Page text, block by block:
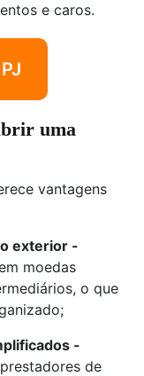
e caros.
uma
vantagens
exterior -
moedas
o que
-
de